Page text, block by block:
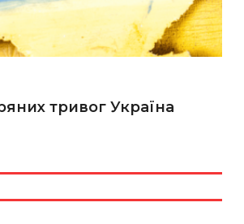
тривог Україна